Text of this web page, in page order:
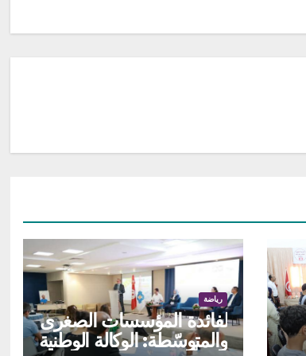
رياضة
لفائدة المؤسسات الصغرى
والمتوسّطة: الوكالة الوطنية